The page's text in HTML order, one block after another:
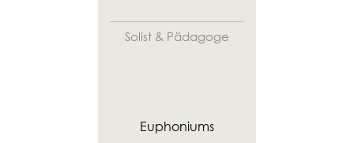
Solist & Pädagoge
Euphoniums